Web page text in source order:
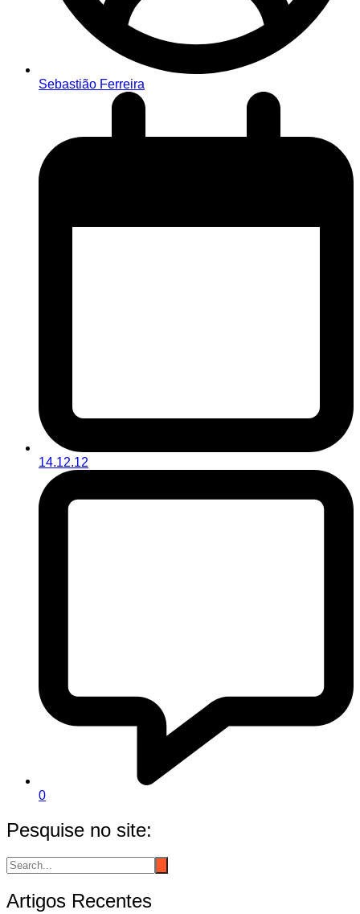
Sebastião Ferreira
14.12.12
0
Pesquise no site:
Artigos Recentes